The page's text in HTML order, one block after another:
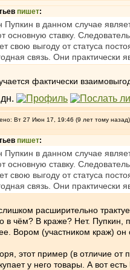
пишет:
Пупкин в данном случае
основную ставку.
свою выгоду от статуса
связь. Они практически
фактически
Вт 27 Июн 17, 19:46 (9 лет тому назад)
пишет:
Пупкин в данном случае
основную ставку.
свою выгоду от статуса
связь. Они практически
расширительно
в чём? В краже? Нет. Пупкин,
Вором (участником краж) он
этот пример (в отличие
у него товары. А вот